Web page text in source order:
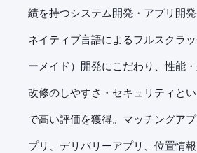
績を持つシステム開発・アプリ開発
ネイティブ言語によるフルスクラ
ーメイド）開発にこだわり、性能・
改修のしやすさ・セキュリティと
で高い評価を獲得。マッチングア
プリ、デリバリーアプリ、位置情